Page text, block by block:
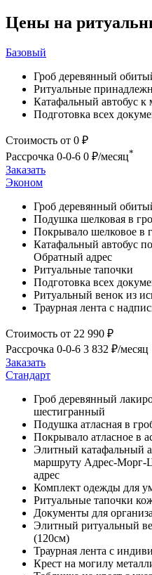
Цены на
Базовый
Гроб деревянный
Ритуальные
Катафальный автобус к
Подготовка всех
Стоимость от 0 ₽
Рассрочка 0-0-6 0 ₽/месяц*
Заказать
Эконом
Гроб деревянный
Подушка шелковая в
Покрывало шелковое в
Катафальный автобус
Обратный адрес
Ритуальные тапочки
Подготовка всех
Ритуальный венок из
Траурная лента с
Стоимость от 22 990 ₽
Рассрочка 0-0-6 3 832 ₽/месяц
Заказать
Стандарт
Гроб деревянный
шестигранный
Подушка атласная в
Покрывало атласное в
Элитный катафальный
маршруту Адрес-Морг-
адрес
Комплект одежды для
Ритуальные тапочки
Документы для
Элитный ритуальный
(120см)
Траурная лента с
Крест на могилу